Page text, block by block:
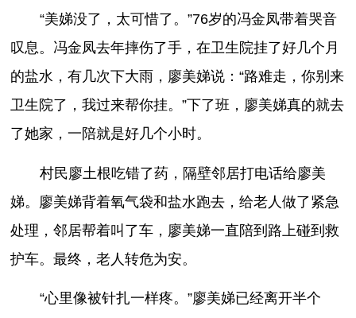
“美娣没了，太可惜了。”76岁的冯金凤带着哭音
叹息。冯金凤去年摔伤了手，在卫生院挂了好几个月
的盐水，有几次下大雨，廖美娣说：“路难走，你别来
卫生院了，我过来帮你挂。”下了班，廖美娣真的就去
了她家，一陪就是好几个小时。
村民廖土根吃错了药，隔壁邻居打电话给廖美
娣。廖美娣背着氧气袋和盐水跑去，给老人做了紧急
处理，邻居帮着叫了车，廖美娣一直陪到路上碰到救
护车。最终，老人转危为安。
“心里像被针扎一样疼。”廖美娣已经离开半个